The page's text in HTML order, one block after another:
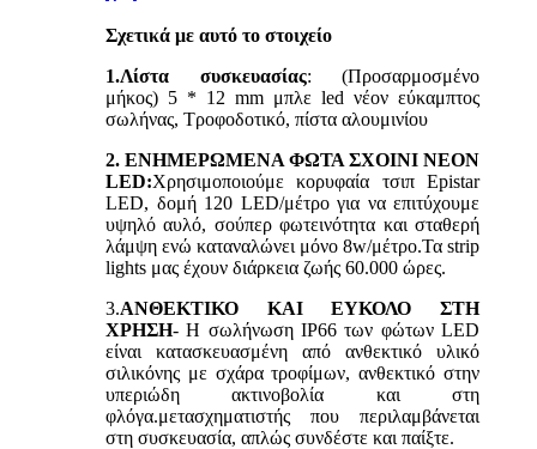
Σχετικά με αυτό το στοιχείο
1.Λίστα συσκευασίας: (Προσαρμοσμένο
μήκος) 5 * 12 mm μπλε led νέον εύκαμπτος
σωλήνας, Τροφοδοτικό, πίστα αλουμινίου
2. ΕΝΗΜΕΡΩΜΕΝΑ ΦΩΤΑ ΣΧΟΙΝΙ ΝΕΟΝ
LED:Χρησιμοποιούμε κορυφαία τσιπ Epistar
LED, δομή 120 LED/μέτρο για να επιτύχουμε
υψηλό αυλό, σούπερ φωτεινότητα και σταθερή
λάμψη ενώ καταναλώνει μόνο 8w/μέτρο.Τα strip
lights μας έχουν διάρκεια ζωής 60.000 ώρες.
3.ΑΝΘΕΚΤΙΚΟ ΚΑΙ ΕΥΚΟΛΟ ΣΤΗ
ΧΡΗΣΗ- Η σωλήνωση IP66 των φώτων LED
είναι κατασκευασμένη από ανθεκτικό υλικό
σιλικόνης με σχάρα τροφίμων, ανθεκτικό στην
υπεριώδη ακτινοβολία και στη
φλόγα.μετασχηματιστής που περιλαμβάνεται
στη συσκευασία, απλώς συνδέστε και παίξτε.